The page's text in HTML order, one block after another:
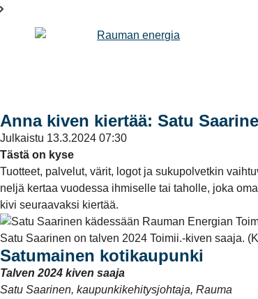
Anna kiven kiertää: Satu
Julkaistu 13.3.2024 07:30
Tästä on kyse
Tuotteet, palvelut, värit, logot ja sukupolvetkin
neljä kertaa vuodessa ihmiselle tai taholle, joka
kivi seuraavaksi kiertää.
Satu Saarinen on talven 2024 Toimii.-kiven saaja.
Satumainen kotikaupunki
Talven 2024 kiven saaja
Satu Saarinen, kaupunkikehitysjohtaja, Rauma